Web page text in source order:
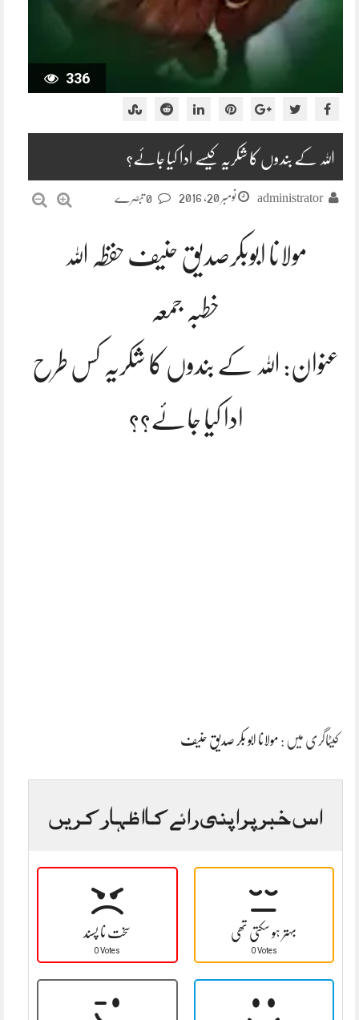
336
اللہ کے بندوں کا شکریہ کیسے ادا کیا جائے؟
administrator نومبر 20, 2016
مولانا ابوبکرصدیق حنیف حفظہ اللہ
خطبہ جمعہ
عنوان: اللہ کے بندوں کا شکریہ کس طرح
ادا کیا جائے؟؟
کیٹاگری میں : مولانا ابو بکر صدیق حنیف
اس خبر پر اپنی رائے کا اظہار کریں
سخت نا پسند
0 Votes
بہتر ہو سکتی تھی
0 Votes